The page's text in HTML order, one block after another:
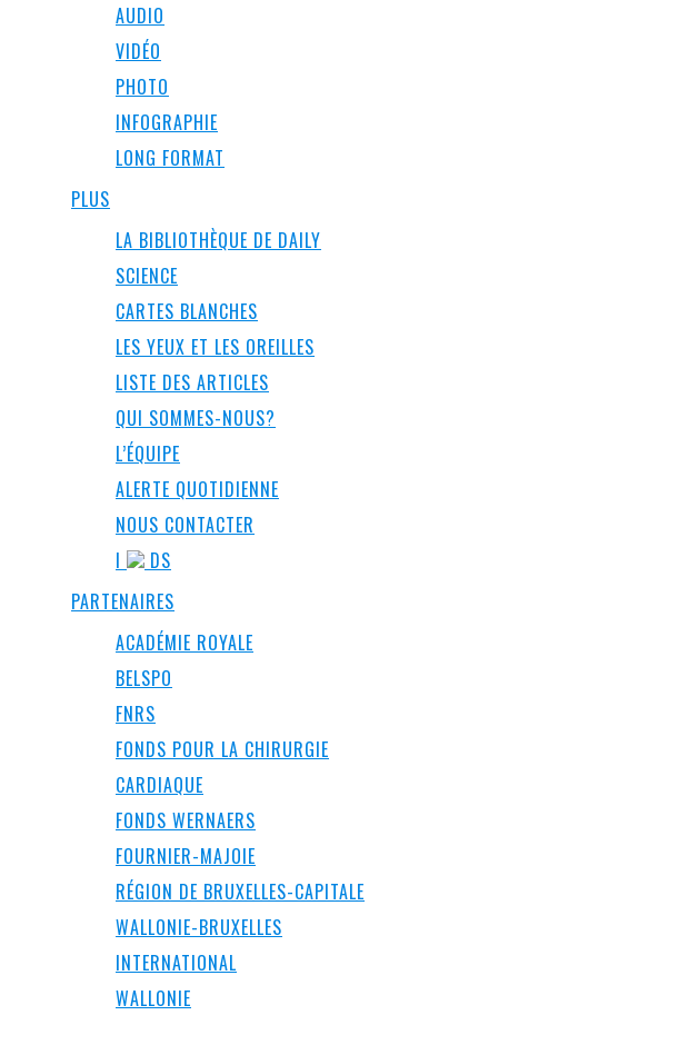
AUDIO
VIDÉO
PHOTO
INFOGRAPHIE
LONG FORMAT
PLUS
LA BIBLIOTHÈQUE DE DAILY
SCIENCE
CARTES BLANCHES
LES YEUX ET LES OREILLES
LISTE DES ARTICLES
QUI SOMMES-NOUS?
L’ÉQUIPE
ALERTE QUOTIDIENNE
NOUS CONTACTER
I
DS
PARTENAIRES
ACADÉMIE ROYALE
BELSPO
FNRS
FONDS POUR LA CHIRURGIE
CARDIAQUE
FONDS WERNAERS
FOURNIER-MAJOIE
RÉGION DE BRUXELLES-CAPITALE
WALLONIE-BRUXELLES
INTERNATIONAL
WALLONIE